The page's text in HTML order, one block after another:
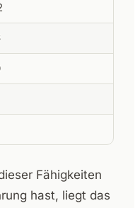
Fähigkeiten
hast, liegt das